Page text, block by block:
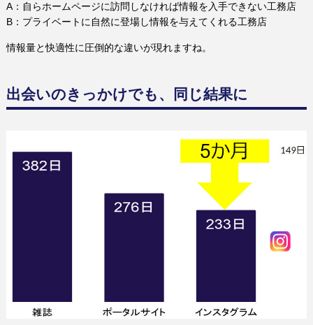
A：自らホームページに訪問しなければ情報を入手できない工務店
B：プライベートに自然に登場し情報を与えてくれる工務店
情報量と快適性に圧倒的な違いが現れますね。
出会いのきっかけでも、同じ結果に